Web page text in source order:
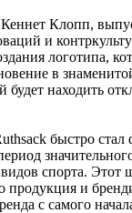
Клопп,
и
логотипа,
в
находить
быстро стал
спорта. Этот
продукция и
с самого